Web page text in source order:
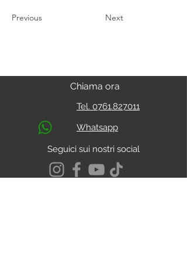
Previous Next
Chiama ora
Tel. 0761.827011
Whatsapp
Seguici sui nostri social